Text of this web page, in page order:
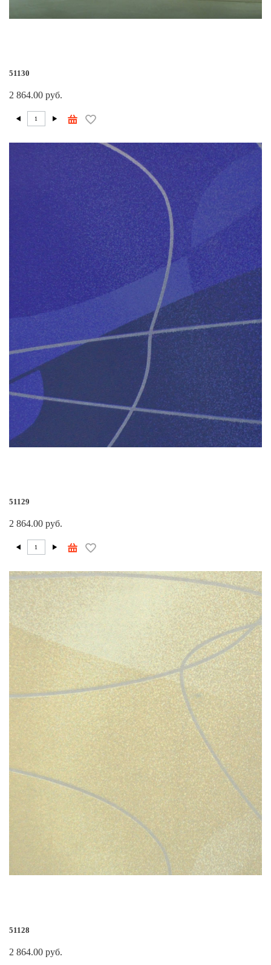
51130
2 864.00 руб.
51129
2 864.00 руб.
51128
2 864.00 руб.